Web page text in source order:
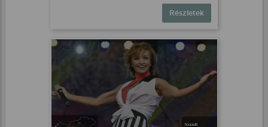
Részletek